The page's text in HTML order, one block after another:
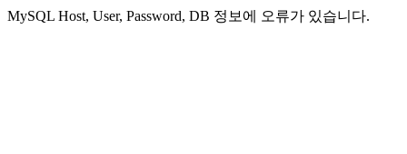
MySQL Host, User, Password, DB 정보에 오류가 있습니다.